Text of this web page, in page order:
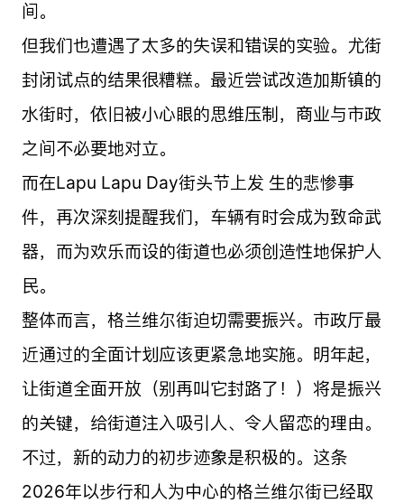
间。
但我们也遭遇了太多的失误和错误的实验。尤街
封闭试点的结果很糟糕。最近尝试改造加斯镇的
水街时，依旧被小心眼的思维压制，商业与市政
之间不必要地对立。
而在Lapu Lapu Day街头节上发 生的悲惨事
件，再次深刻提醒我们，车辆有时会成为致命武
器，而为欢乐而设的街道也必须创造性地保护人
民。
整体而言，格兰维尔街迫切需要振兴。市政厅最
近通过的全面计划应该更紧急地实施。明年起，
让街道全面开放（别再叫它封路了！）将是振兴
的关键，给街道注入吸引人、令人留恋的理由。
不过，新的动力的初步迹象是积极的。这条
2026年以步行和人为中心的格兰维尔街已经取